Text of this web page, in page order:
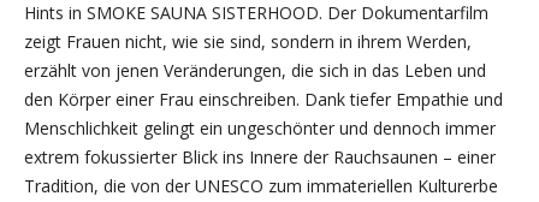
Hints in SMOKE SAUNA SISTERHOOD. Der Dokumentarfilm
zeigt Frauen nicht, wie sie sind, sondern in ihrem Werden,
erzählt von jenen Veränderungen, die sich in das Leben und
den Körper einer Frau einschreiben. Dank tiefer Empathie und
Menschlichkeit gelingt ein ungeschönter und dennoch immer
extrem fokussierter Blick ins Innere der Rauchsaunen – einer
Tradition, die von der UNESCO zum immateriellen Kulturerbe